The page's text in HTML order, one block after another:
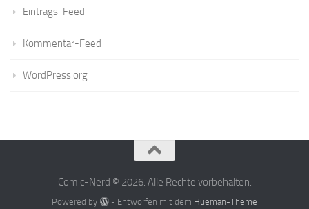
Eintrags-Feed
Kommentar-Feed
WordPress.org
Comic-Nerd © 2026. Alle Rechte vorbehalten.
Powered by - Entworfen mit dem Hueman-Theme